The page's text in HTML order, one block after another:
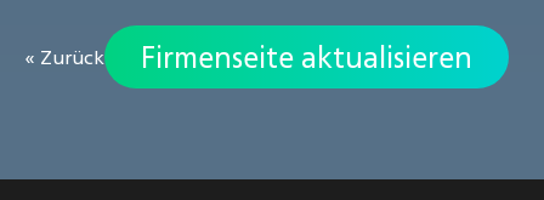
« Zurück Firmenseite aktualisieren